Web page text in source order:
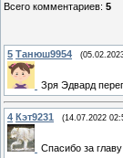
Всего комментариев: 5
5 Танюш9954
Зря Эдвард
4 Кэт9231 (14.07.2022
Спасибо за главу